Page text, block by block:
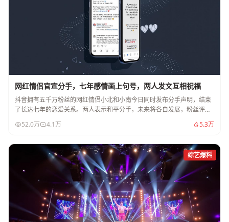
网红情侣官宣分手，七年感情画上句号，两人发文互相祝福
抖音拥有五千万粉丝的网红情侣小北和小南今日同时发布分手声明，结束
了长达七年的恋爱关系。两人表示和平分手，未来将各自发展，粉丝评论
52.0万 4.1万 5.3万
综艺爆料